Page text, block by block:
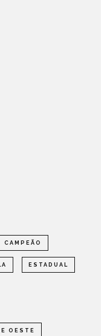
CAMPEÃO
ESTADUAL
OESTE